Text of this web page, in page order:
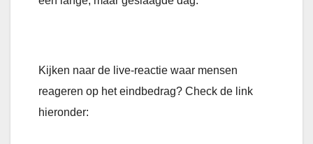
Kijken naar de live-reactie waar mensen
reageren op het eindbedrag? Check de link
hieronder: